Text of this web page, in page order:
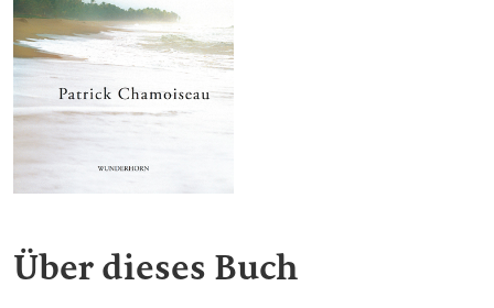
Über dieses Buch